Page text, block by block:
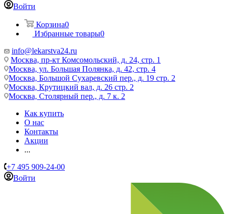
Войти
Корзина0
Избранные товары0
info@lekarstva24.ru
Москва, пр-кт Комсомольский, д. 24, стр. 1
Москва, ул. Большая Полянка, д. 42, стр. 4
Москва, Большой Сухаревский пер., д. 19 стр. 2
Москва, Крутицкий вал, д. 26 стр. 2
Москва, Столярный пер., д. 7 к. 2
Как купить
О нас
Контакты
Акции
...
+7 495 909-24-00
Войти